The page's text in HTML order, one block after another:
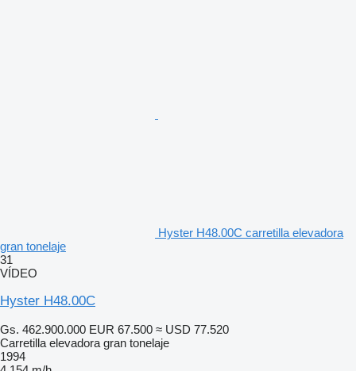
Hyster H48.00C carretilla elevadora
gran tonelaje
31
VÍDEO
Hyster H48.00C
Gs. 462.900.000 EUR 67.500 ≈ USD 77.520
Carretilla elevadora gran tonelaje
1994